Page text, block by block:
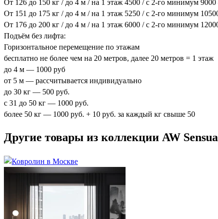
От 126 до 150 кг / до 4 м / на 1 этаж 4500 / с 2-го минимум
От 151 до 175 кг / до 4 м / на 1 этаж 5250 / с 2-го минимум
От 176 до 200 кг / до 4 м / на 1 этаж 6000 / с 2-го минимум
Подъём без лифта:
Горизонтальное перемещение по этажам
бесплатно не более чем на 20 метров, далее 20 метров = 1 этаж
до 4 м — 1000 руб
от 5 м — рассчитывается индивидуально
до 30 кг — 500 руб.
с 31 до 50 кг — 1000 руб.
более 50 кг — 1000 руб. + 10 руб. за каждый кг свыше 50
Другие товары из коллекции AW